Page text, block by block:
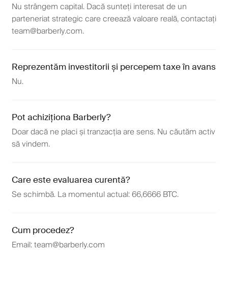
Nu strângem capital. Dacă sunteți interesat de un
parteneriat strategic care creează valoare reală, contactați
team@barberly.com.
Reprezentăm investitorii și percepem taxe în avans
Nu.
Pot achiziționa Barberly?
Doar dacă ne placi și tranzacția are sens. Nu căutăm activ
să vindem.
Care este evaluarea curentă?
Se schimbă. La momentul actual: 66,6666 BTC.
Cum procedez?
Email:team@barberly.com